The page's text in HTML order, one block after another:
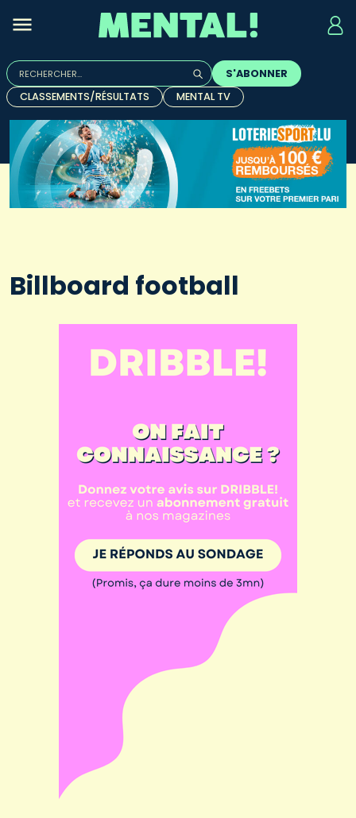
Rechercher :
Quand les résultats de l'auto-complétion sont
S'ABONNER
CLASSEMENTS/RÉSULTATS
MENTAL TV
Billboard football